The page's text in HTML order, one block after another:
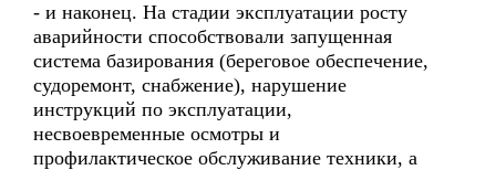
- и наконец. На стадии эксплуатации росту
аварийности способствовали запущенная
система базирования (береговое обеспечение,
судоремонт, снабжение), нарушение
инструкций по эксплуатации,
несвоевременные осмотры и
профилактическое обслуживание техники, а